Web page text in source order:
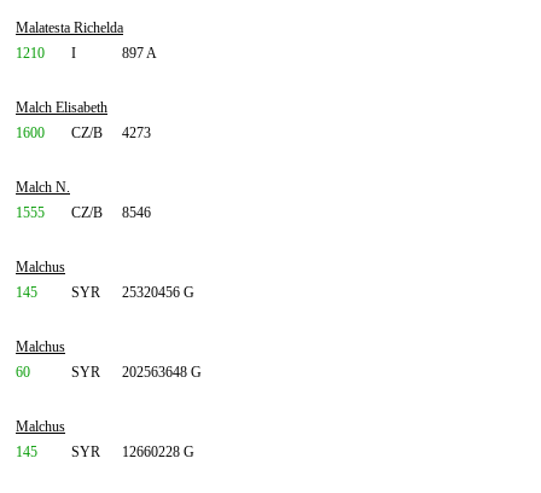
Malatesta Richelda
1210
I 897 A
Malch Elisabeth
1600
CZ/B 4273
Malch N.
1555
CZ/B 8546
Malchus
145
SYR 25320456 G
Malchus
60
SYR 202563648 G
Malchus
145
SYR 12660228 G